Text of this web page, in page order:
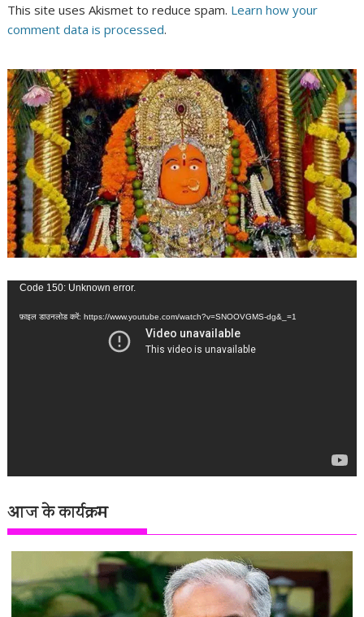
This site uses Akismet to reduce spam. Learn how your
comment data is processed.
वीडियो
Code 150: Unknown error.
फ़ाइल डाउनलोड करें: https://www.youtube.com/watch?v=SNOOVGMS-dg&_=1
आज के कार्यक्रम